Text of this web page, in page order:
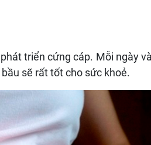
triển cứng cáp. Mỗi ngày
sẽ rất tốt cho sức khoẻ.